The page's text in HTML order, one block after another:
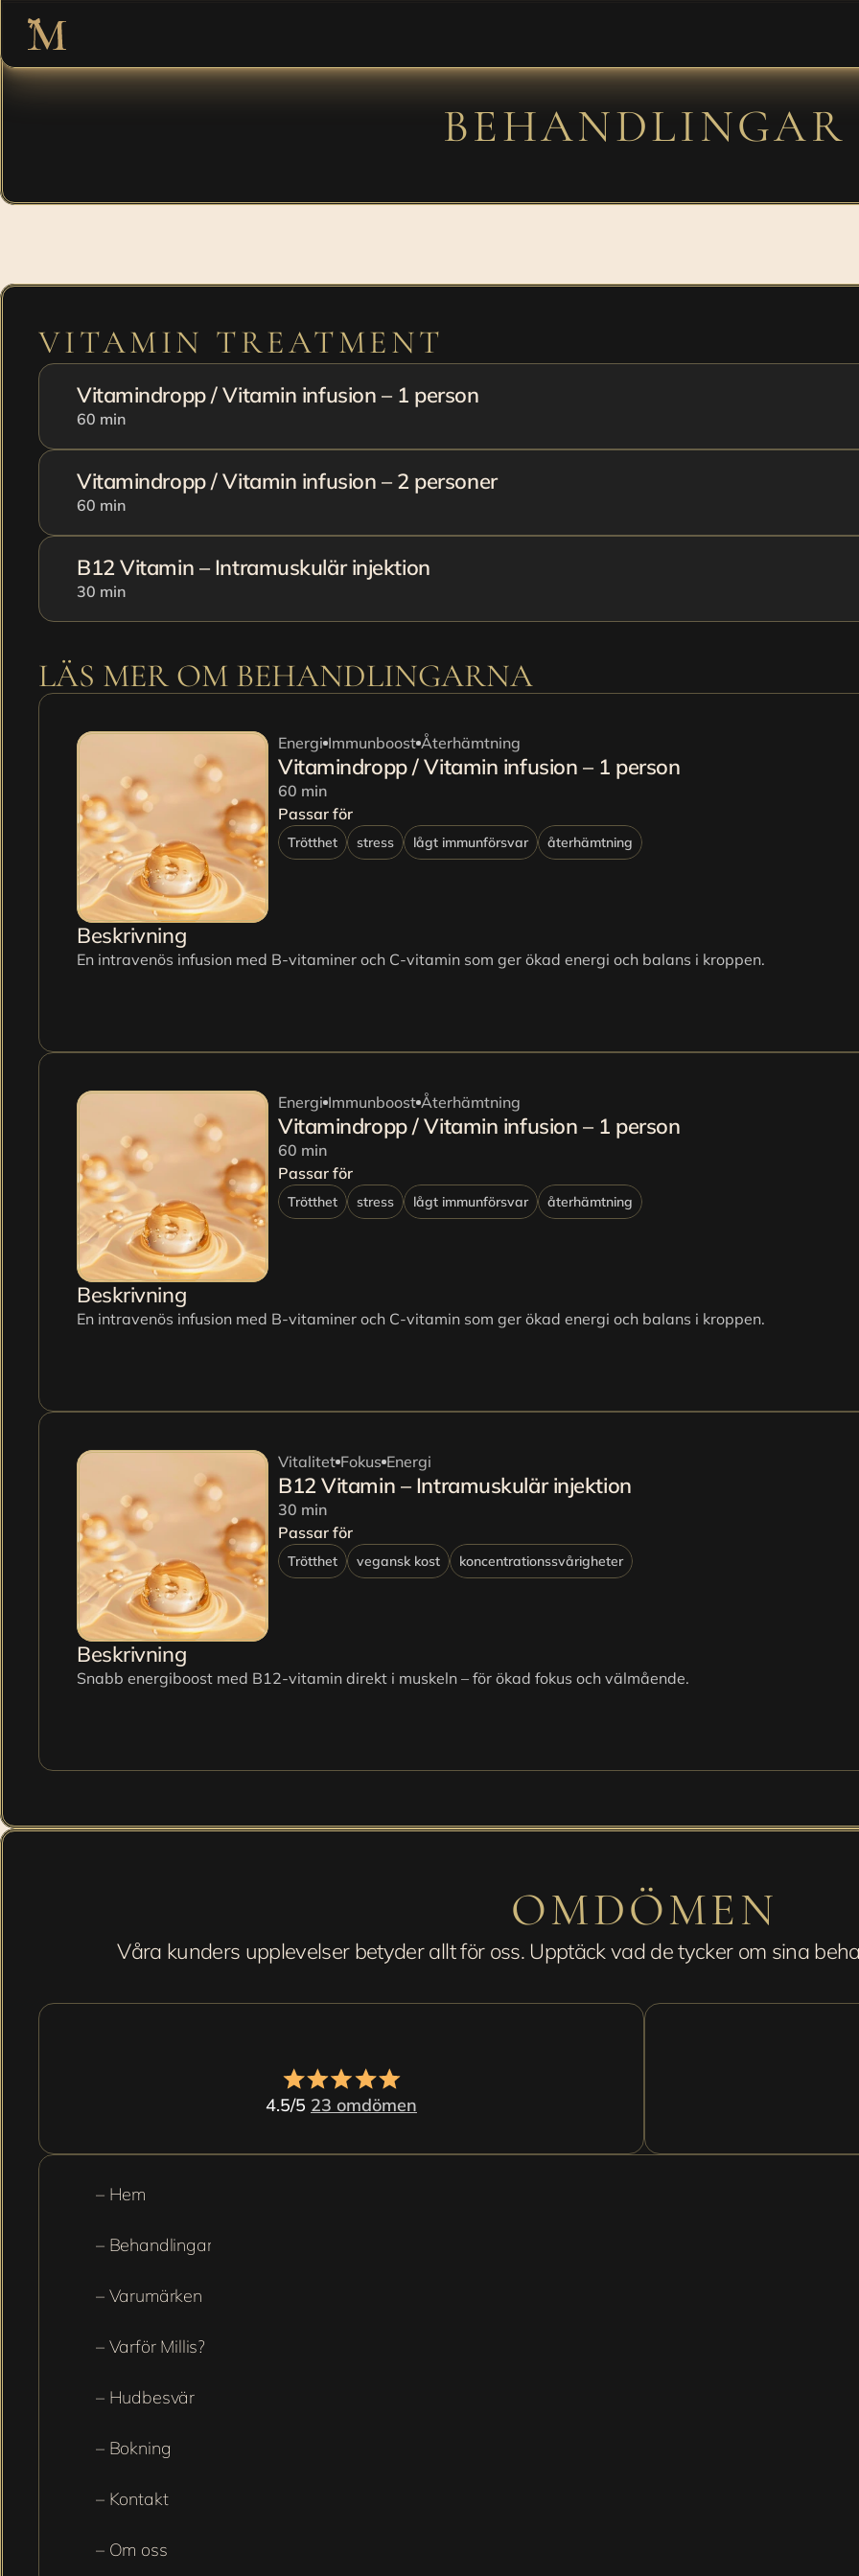
BEHANDLINGAR
OMDÖMEN
Våra kunders upplevelser betyder allt för oss. Upptäck vad de tycker om sina
4.5/5 23 omdömen
– Hem
– Behandlingar
– Varumärken
– Varför Millis?
– Hudbesvär
– Bokning
– Kontakt
– Om oss
VITAMIN TREATMENT
Vitamindropp / Vitamin infusion – 1 person
60 min
Vitamindropp / Vitamin infusion – 2 personer
60 min
B12 Vitamin – Intramuskulär injektion
30 min
LÄS MER OM BEHANDLINGARNA
Energi Immunboost Återhämtning
Vitamindropp / Vitamin infusion – 1 person
60 min
Passar för
Trötthet stress lågt immunförsvar återhämtning
Beskrivning
En intravenös infusion med B-vitaminer och C-vitamin som ger ökad energi och balans i kroppen.
Energi Immunboost Återhämtning
Vitamindropp / Vitamin infusion – 1 person
60 min
Passar för
Trötthet stress lågt immunförsvar återhämtning
Beskrivning
En intravenös infusion med B-vitaminer och C-vitamin som ger ökad energi och balans i kroppen.
Vitalitet Fokus Energi
B12 Vitamin – Intramuskulär injektion
30 min
Passar för
Trötthet vegansk kost koncentrationssvårigheter
Beskrivning
Snabb energiboost med B12-vitamin direkt i muskeln – för ökad fokus och välmående.